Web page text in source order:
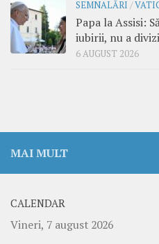
SEMNALĂRI /
Papa la Assisi:
iubirii, nu a
6 AUGUST 2026
MAI MULT
CALENDAR
Vineri, 7 august 2026